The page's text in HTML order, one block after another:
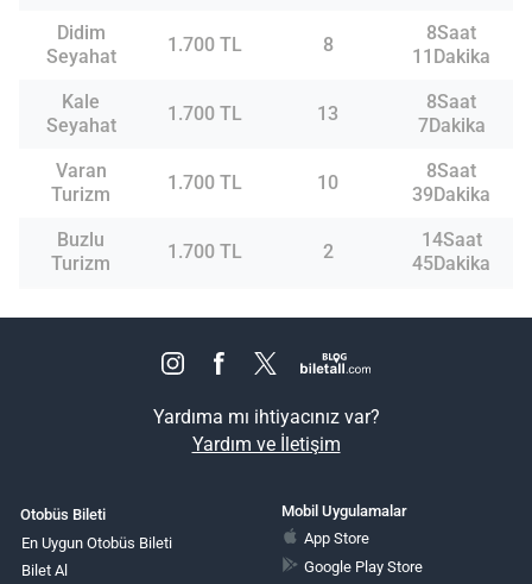
Didim
Seyahat
1.700 TL 8
8Saat
11Dakika
Kale
Seyahat
1.700 TL 13
8Saat
7Dakika
Varan
Turizm
1.700 TL 10
8Saat
39Dakika
Buzlu
Turizm
1.700 TL 2
14Saat
45Dakika
Yardıma mı ihtiyacınız var?
Yardım ve İletişim
Otobüs Bileti
En Uygun Otobüs Bileti
Bilet Al
Mobil Uygulamalar
App Store
Google Play Store